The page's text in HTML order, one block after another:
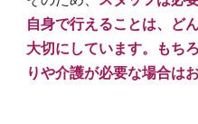
自身で行えることは、ど
大切にしています。もち
りや介護が必要な場合は